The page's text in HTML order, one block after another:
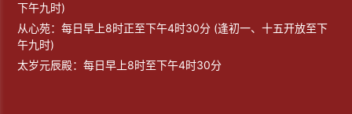
下午九时)
从心苑：每日早上8时正至下午4时30分 (逢初一、十五开放至下
午九时)
太岁元辰殿：每日早上8时至下午4时30分